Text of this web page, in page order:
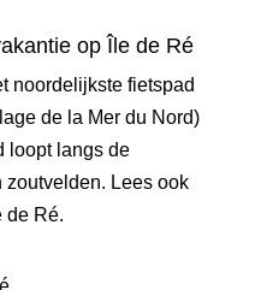
op Île de Ré
noordelijkste fietspad
de la Mer du Nord)
loopt langs de
Lees ook
de Ré.